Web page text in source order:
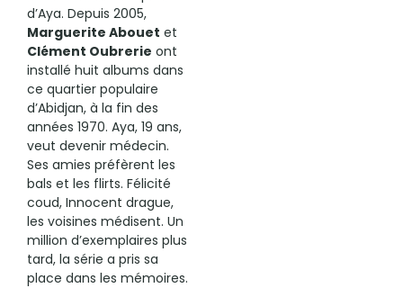
d’Aya. Depuis 2005,
Marguerite Abouet et
Clément Oubrerie ont
installé huit albums dans
ce quartier populaire
d’Abidjan, à la fin des
années 1970. Aya, 19 ans,
veut devenir médecin.
Ses amies préfèrent les
bals et les flirts. Félicité
coud, Innocent drague,
les voisines médisent. Un
million d’exemplaires plus
tard, la série a pris sa
place dans les mémoires.